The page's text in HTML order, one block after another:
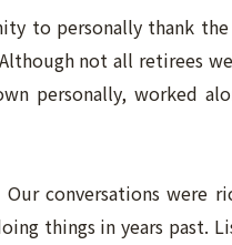
to personally thank
not all retirees
personally, worked
conversations were
things in years past.